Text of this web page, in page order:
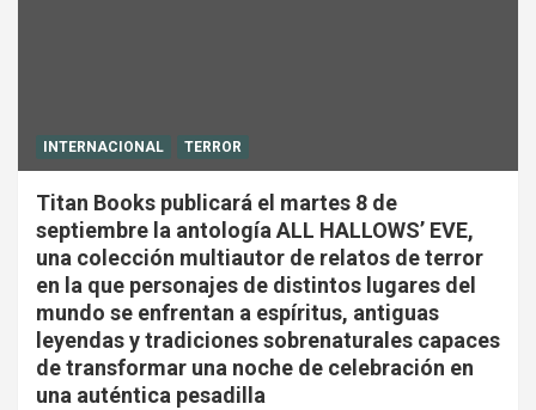
INTERNACIONAL TERROR
Titan Books publicará el martes 8 de
septiembre la antología ALL HALLOWS’ EVE,
una colección multiautor de relatos de terror
en la que personajes de distintos lugares del
mundo se enfrentan a espíritus, antiguas
leyendas y tradiciones sobrenaturales capaces
de transformar una noche de celebración en
una auténtica pesadilla